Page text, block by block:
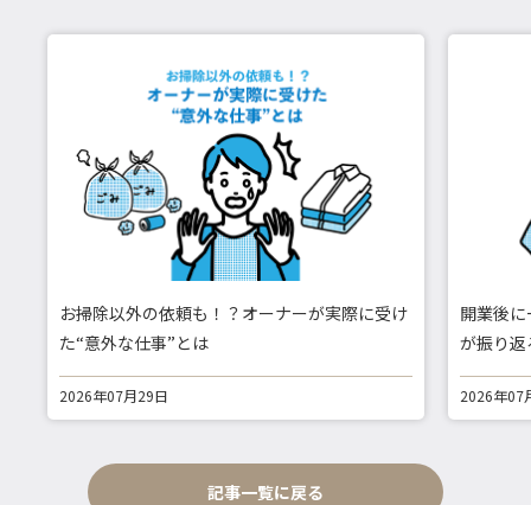
お掃除以外の依頼も！？オーナーが実際に受け
た“意外な仕事”とは
2026年07月29日
開業後
が振り
2026年07
記事一覧に戻る